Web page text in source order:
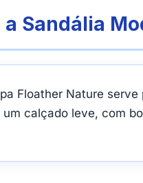
Sandália
Floather Nature
calçado leve, com